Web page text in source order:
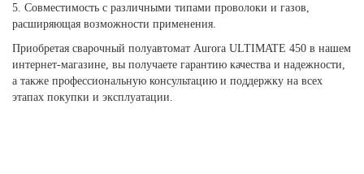
5. Совместимость с различными типами проволоки и газов,
расширяющая возможности применения.
Приобретая сварочный полуавтомат Aurora ULTIMATE 450 в нашем
интернет-магазине, вы получаете гарантию качества и надежности,
а также профессиональную консультацию и поддержку на всех
этапах покупки и эксплуатации.